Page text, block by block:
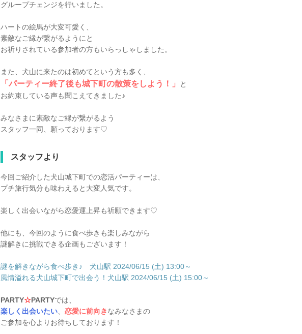
グループチェンジを行いました。
ハートの絵馬が大変可愛く、
素敵なご縁が繋がるようにと
お祈りされている参加者の方もいらっしゃしました。
また、犬山に来たのは初めてという方も多く、
「パーティー終了後も城下町の散策をしよう！」
と
お約束している声も聞こえてきました♪
みなさまに素敵なご縁が繋がるよう
スタッフ一同、願っております♡
スタッフより
今回ご紹介した犬山城下町での恋活パーティーは、
プチ旅行気分も味わえると大変人気です。
楽しく出会いながら恋愛運上昇も祈願できます♡
他にも、今回のように食べ歩きも楽しみながら
謎解きに挑戦できる企画もございます！
謎を解きながら食べ歩き♪ 犬山駅 2024/06/15 (土) 13:00～
風情溢れる犬山城下町で出会う！犬山駅 2024/06/15 (土) 15:00～
PARTY☆PARTYでは、
楽しく出会いたい、 恋愛に前向きなみなさまの
ご参加を心よりお待ちしております！